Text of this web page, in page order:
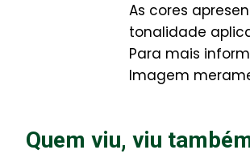
As cores
tonalidade
Para mais
Imagem
Quem viu, viu